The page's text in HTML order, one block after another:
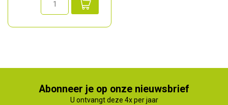
Abonneer je op onze nieuwsbrief
U ontvangt deze 4x per jaar